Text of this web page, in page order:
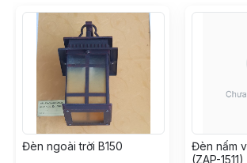
Nguồn sáng: bóng đui E27 ( chưa bao
Xuất xứ: Nhập khẩu
Bảo hành: 12 Tháng
Tình trạng: còn hàng
Nhà phân phối:
Đèn ngoài trời B150
Đèn nấm
(ZAP-1511)